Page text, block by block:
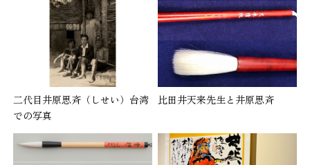
二代目井原思斉（しせい）台湾
での写真
比田井天来先生と井原思斉